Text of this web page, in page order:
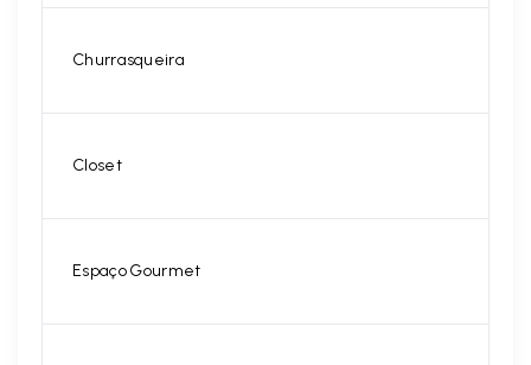
Churrasqueira
Closet
Espaço Gourmet